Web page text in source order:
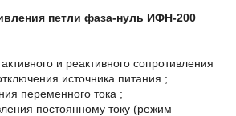
петли фаза-нуль ИФН-200
и реактивного сопротивления
источника питания ;
переменного тока ;
постоянному току (режим